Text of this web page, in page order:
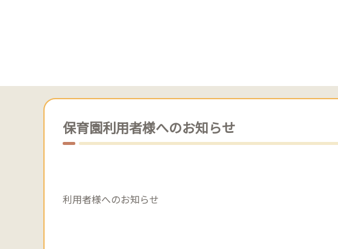
保育園利用者様へのお知らせ
利用者様へのお知らせ